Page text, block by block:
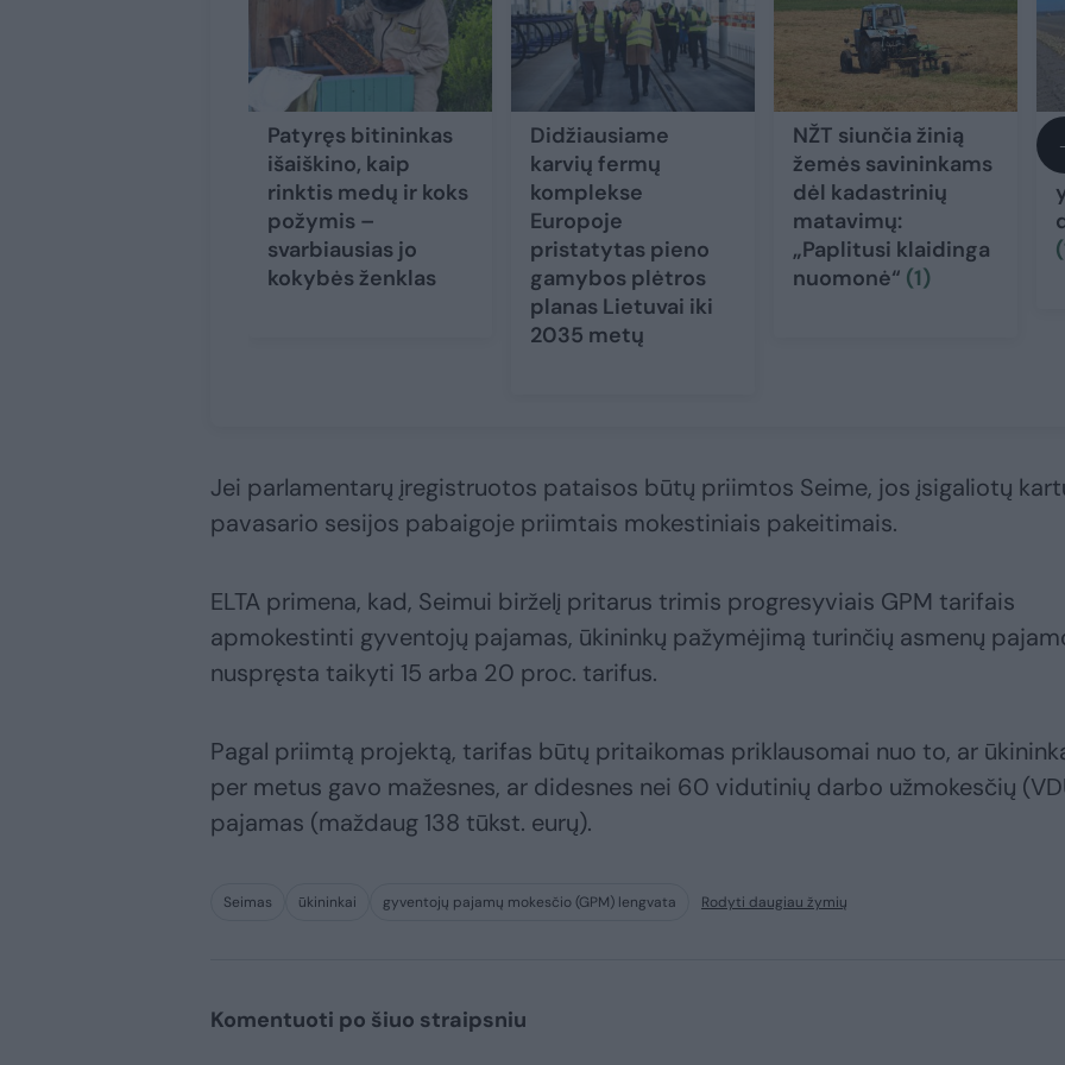
Patyręs bitininkas
išaiškino, kaip
rinktis medų ir koks
požymis –
svarbiausias jo
kokybės ženklas
Didžiausiame
karvių fermų
komplekse
Europoje
pristatytas pieno
gamybos plėtros
planas Lietuvai iki
2035 metų
NŽT siunčia žinią
žemės savininkams
dėl kadastrinių
matavimų:
„Paplitusi klaidinga
nuomonė“ (1)
Jei parlamentarų įregistruotos pataisos būtų priimtos Seime, jos įsigaliotų
pavasario sesijos pabaigoje priimtais mokestiniais pakeitimais.
ELTA primena, kad, Seimui birželį pritarus trimis progresyviais GPM tarifais
apmokestinti gyventojų pajamas, ūkininkų pažymėjimą turinčių asmenų
nuspręsta taikyti 15 arba 20 proc. tarifus.
Pagal priimtą projektą, tarifas būtų pritaikomas priklausomai nuo to, ar
per metus gavo mažesnes, ar didesnes nei 60 vidutinių darbo užmokesčių
pajamas (maždaug 138 tūkst. eurų).
Seimas ūkininkai gyventojų pajamų mokesčio (GPM) lengvata Rodyti daugiau žymių
Komentuoti po šiuo straipsniu